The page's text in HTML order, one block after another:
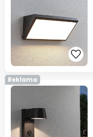
Reklama